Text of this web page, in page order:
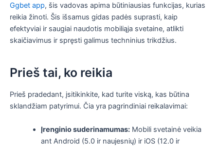
Ggbet app, šis vadovas apima būtiniausias funkcijas, kurias
reikia žinoti. Šis išsamus gidas padės suprasti, kaip
efektyviai ir saugiai naudotis mobiliąja svetaine, atlikti
skaičiavimus ir spręsti galimus techninius trikdžius.
Prieš tai, ko reikia
Prieš pradedant, įsitikinkite, kad turite viską, kas būtina
sklandžiam patyrimui. Čia yra pagrindiniai reikalavimai:
Įrenginio suderinamumas:Mobili svetainė veikia
ant Android (5.0 ir naujesnių) ir iOS (12.0 ir